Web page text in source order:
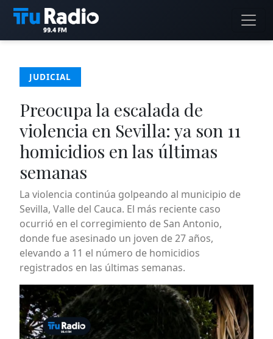
JUDICIAL
Preocupa la escalada de
violencia en Sevilla: ya son 11
homicidios en las últimas
semanas
La violencia continúa golpeando al municipio de
Sevilla, Valle del Cauca. El más reciente caso
ocurrió en el corregimiento de San Antonio,
donde fue asesinado un joven de 27 años,
elevando a 11 el número de homicidios
registrados en las últimas semanas.